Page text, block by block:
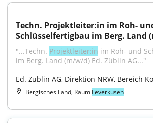
Techn. Projektleiter:in im Roh-
Schlüsselfertigbau im Berg. Land
"...Techn. Projektleiter:in im Roh- und
im Berg. Land (m/w/d) Ed. Züblin AG..."
Ed. Züblin AG, Direktion NRW, Bereich
Bergisches Land, Raum Leverkusen